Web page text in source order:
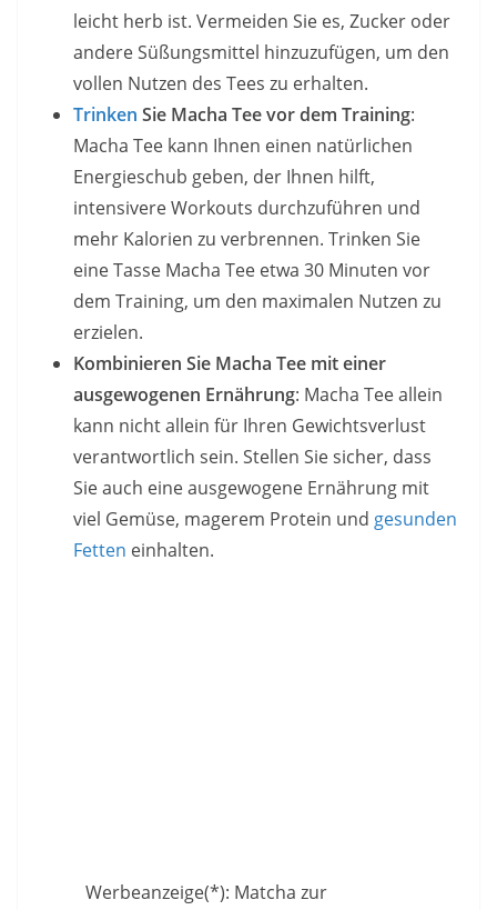
leicht herb ist. Vermeiden Sie es, Zucker oder
andere Süßungsmittel hinzuzufügen, um den
vollen Nutzen des Tees zu erhalten.
Trinken Sie Macha Tee vor dem Training:
Macha Tee kann Ihnen einen natürlichen
Energieschub geben, der Ihnen hilft,
intensivere Workouts durchzuführen und
mehr Kalorien zu verbrennen. Trinken Sie
eine Tasse Macha Tee etwa 30 Minuten vor
dem Training, um den maximalen Nutzen zu
erzielen.
Kombinieren Sie Macha Tee mit einer
ausgewogenen Ernährung: Macha Tee allein
kann nicht allein für Ihren Gewichtsverlust
verantwortlich sein. Stellen Sie sicher, dass
Sie auch eine ausgewogene Ernährung mit
viel Gemüse, magerem Protein und gesunden
Fetten einhalten.
Werbeanzeige(*): Matcha zur